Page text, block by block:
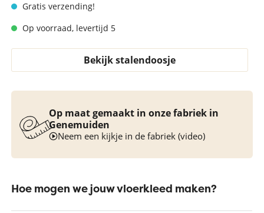
Gratis verzending!
Op voorraad, levertijd 5
Bekijk stalendoosje
Op maat gemaakt in onze fabriek in
Genemuiden
Neem een kijkje in de fabriek (video)
Hoe mogen we jouw vloerkleed maken?